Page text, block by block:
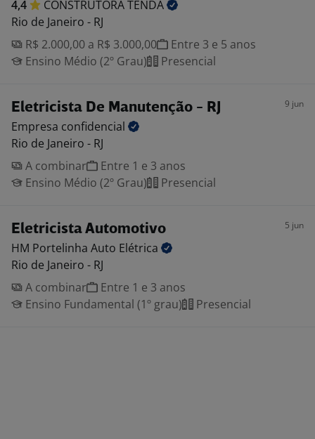
4,4 CONSTRUTORATENDA
Rio de Janeiro - RJ
R$ 2.000,00 a R$ 3.000,00
Entre 3 e 5 anos
Ensino Médio (2º Grau)
Presencial
Eletricista De Manutenção - RJ 9 jun
Empresa confidencial
Rio de Janeiro - RJ
A combinar
Entre 1 e 3 anos
Ensino Médio (2º Grau)
Presencial
Eletricista Automotivo 5 jun
HM Portelinha Auto Elétrica
Rio de Janeiro - RJ
A combinar
Entre 1 e 3 anos
Ensino Fundamental (1º grau)
Presencial